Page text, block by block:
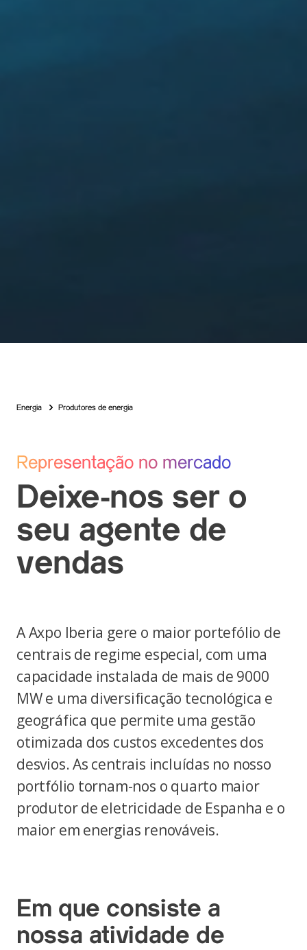
Energia Produtores de energia
Representação no mercado
Deixe-nos ser o
seu agente de
vendas
A Axpo Iberia gere o maior portefólio de
centrais de regime especial, com uma
capacidade instalada de mais de 9000
MW e uma diversificação tecnológica e
geográfica que permite uma gestão
otimizada dos custos excedentes dos
desvios. As centrais incluídas no nosso
portfólio tornam-nos o quarto maior
produtor de eletricidade de Espanha e o
maior em energias renováveis.
Em que consiste a
nossa atividade de